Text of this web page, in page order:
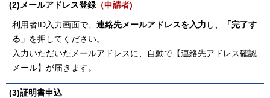
(2)メールアドレス登録 （申請者)
利用者ID入力画面で、 連絡先メールアドレスを入力 し、
「完了す
る」 を押してください。
入力いただいたメールアドレスに、自動で【連絡先アドレス確認
メール】が届きます。
(3)証明書申込